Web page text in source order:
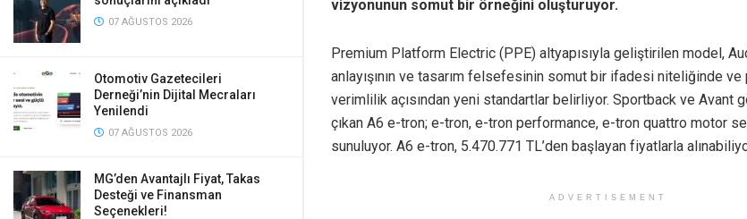
07 AĞUSTOS 2026
Otomotiv Gazetecileri
Derneği’nin Dijital Mecraları
Yenilendi
07 AĞUSTOS 2026
MG’den Avantajlı Fiyat, Takas
Desteği ve Finansman
Seçenekleri!
vizyonunun somut bir örneğini oluşturuyor.
Premium Platform Electric (PPE) altyapısıyla geliştirilen model,
anlayışının ve tasarım felsefesinin somut bir ifadesi niteliğinde
verimlilik açısından yeni standartlar belirliyor. Sportback ve Avant
çıkan A6 e-tron; e-tron, e-tron performance, e-tron quattro motor
sunuluyor. A6 e-tron, 5.470.771 TL’den başlayan fiyatlarla
ADVERTISEMENT